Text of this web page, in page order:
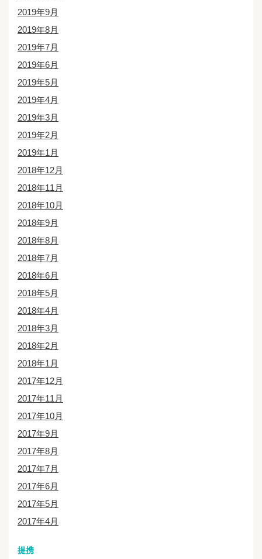
2019年9月
2019年8月
2019年7月
2019年6月
2019年5月
2019年4月
2019年3月
2019年2月
2019年1月
2018年12月
2018年11月
2018年10月
2018年9月
2018年8月
2018年7月
2018年6月
2018年5月
2018年4月
2018年3月
2018年2月
2018年1月
2017年12月
2017年11月
2017年10月
2017年9月
2017年8月
2017年7月
2017年6月
2017年5月
2017年4月
提携